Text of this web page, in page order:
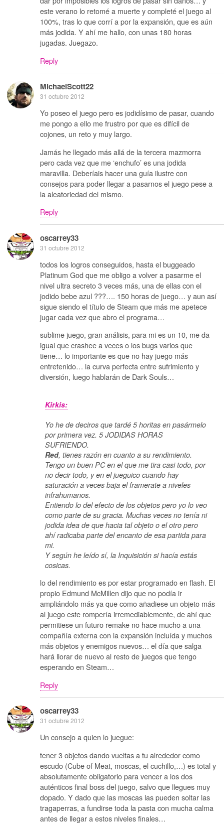
este verano lo retomé a muerte y completé el juego al
100%, tras lo que corrí a por la expansión, que es aún
más jodida. Y ahí me hallo, con unas 180 horas
jugadas. Juegazo.
Reply
MichaelScott22
31 octubre 2012
Yo poseo el juego pero es jodidísimo de pasar, cuando
me pongo a ello me frustro por que es difícil de
cojones, un reto y muy largo.
Jamás he llegado más allá de la tercera mazmorra
pero cada vez que me ‘enchufo’ es una jodida
maravilla. Deberíais hacer una guía ilustre con
consejos para poder llegar a pasarnos el juego pese a
la aleatoriedad del mismo.
Reply
oscarrey33
31 octubre 2012
todos los logros conseguidos, hasta el buggeado
Platinum God que me obligo a volver a pasarme el
nivel ultra secreto 3 veces más, una de ellas con el
jodido bebe azul ???…. 150 horas de juego… y aun así
sigue siendo el título de Steam que más me apetece
jugar cada vez que abro el programa…
sublime juego, gran análisis, para mi es un 10, me da
igual que crashee a veces o los bugs varios que
tiene… lo importante es que no hay juego más
entretenido… la curva perfecta entre sufrimiento y
diversión, luego hablarán de Dark Souls…
Kirkis:
Yo he de deciros que tardé 5 horitas en pasármelo
por primera vez. 5 JODIDAS HORAS
SUFRIENDO.
Red, tienes razón en cuanto a su rendimiento.
Tengo un buen PC en el que me tira casi todo, por
no decir todo, y en el jueguico cuando hay
saturación a veces baja el framerate a niveles
infrahumanos.
Entiendo lo del efecto de los objetos pero yo lo veo
como parte de su gracia. Muchas veces no tenía ni
jodida idea de que hacia tal objeto o el otro pero
ahí radicaba parte del encanto de esa partida para
mi.
Y según he leído sí, la Inquisición si hacía estás
cosicas.
lo del rendimiento es por estar programado en flash. El
propio Edmund McMillen dijo que no podía ir
ampliándolo más ya que como añadiese un objeto más
al juego este rompería irremediablemente, de ahí que
permitiese un futuro remake no hace mucho a una
compañía externa con la expansión incluída y muchos
más objetos y enemigos nuevos… el día que salga
hará llorar de nuevo al resto de juegos que tengo
esperando en Steam…
Reply
oscarrey33
31 octubre 2012
Un consejo a quien lo juegue:
tener 3 objetos dando vueltas a tu alrededor como
escudo (Cube of Meat, moscas, el cuchillo,…) es total y
absolutamente obligatorio para vencer a los dos
auténticos final boss del juego, salvo que llegues muy
dopado. Y dado que las moscas las pueden soltar las
tragaperras, a fundirse toda la pasta con mucha calma
antes de llegar a estos niveles finales…